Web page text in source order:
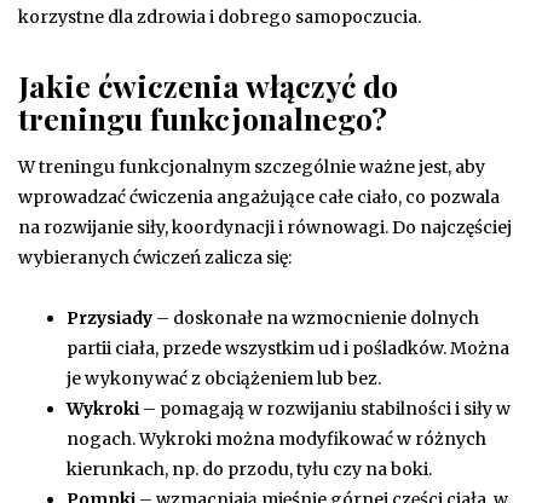
korzystne dla zdrowia i dobrego samopoczucia.
Jakie ćwiczenia włączyć do
treningu funkcjonalnego?
W treningu funkcjonalnym szczególnie ważne jest, aby
wprowadzać ćwiczenia angażujące całe ciało, co pozwala
na rozwijanie siły, koordynacji i równowagi. Do najczęściej
wybieranych ćwiczeń zalicza się:
Przysiady – doskonałe na wzmocnienie dolnych
partii ciała, przede wszystkim ud i pośladków. Można
je wykonywać z obciążeniem lub bez.
Wykroki – pomagają w rozwijaniu stabilności i siły w
nogach. Wykroki można modyfikować w różnych
kierunkach, np. do przodu, tyłu czy na boki.